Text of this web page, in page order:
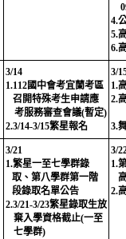
4.
5.
6.
3/14
1.112國中會考宜蘭考區
召開特殊考生申請應
考服務審查會議(暫定)
2.3/14-3/15繁星報名
3/
1.
2.
3.
3/21
1.繁星一至七學群錄
取、第八學群第一階
段錄取名單公告
2.3/21-3/23繁星錄取生放
棄入學資格截止(一至
七學群)
3/
1.
2.